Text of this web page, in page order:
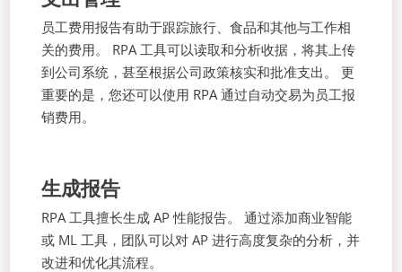
员工费用报告有助于跟踪旅行、食品和其他与工作相
关的费用。 RPA 工具可以读取和分析收据，将其上传
到公司系统，甚至根据公司政策核实和批准支出。 更
重要的是，您还可以使用 RPA 通过自动交易为员工报
销费用。
生成报告
RPA 工具擅长生成 AP 性能报告。 通过添加商业智能
或 ML 工具，团队可以对 AP 进行高度复杂的分析，并
改进和优化其流程。